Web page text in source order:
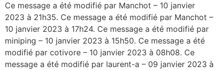
Ce message a été modifié par Manchot – 10 janvier
2023 à 21h35. Ce message a été modifié par Manchot –
10 janvier 2023 à 17h24. Ce message a été modifié par
miniping – 10 janvier 2023 à 15h50. Ce message a été
modifié par cotivore – 10 janvier 2023 à 08h08. Ce
message a été modifié par laurent-a – 09 janvier 2023 à